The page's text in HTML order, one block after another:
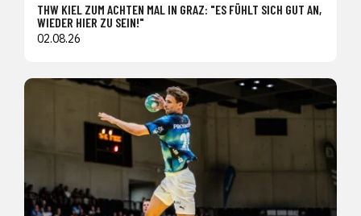
THW KIEL ZUM ACHTEN MAL IN GRAZ: "ES FÜHLT SICH GUT AN,
WIEDER HIER ZU SEIN!"
02.08.26